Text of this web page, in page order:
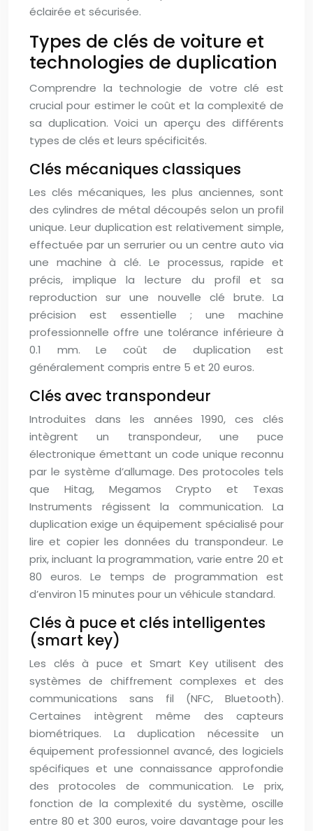
éclairée et sécurisée.
Types de clés de voiture et
technologies de duplication
Comprendre la technologie de votre clé est
crucial pour estimer le coût et la complexité de
sa duplication. Voici un aperçu des différents
types de clés et leurs spécificités.
Clés mécaniques classiques
Les clés mécaniques, les plus anciennes, sont
des cylindres de métal découpés selon un profil
unique. Leur duplication est relativement simple,
effectuée par un serrurier ou un centre auto via
une machine à clé. Le processus, rapide et
précis, implique la lecture du profil et sa
reproduction sur une nouvelle clé brute. La
précision est essentielle ; une machine
professionnelle offre une tolérance inférieure à
0.1 mm. Le coût de duplication est
généralement compris entre 5 et 20 euros.
Clés avec transpondeur
Introduites dans les années 1990, ces clés
intègrent un transpondeur, une puce
électronique émettant un code unique reconnu
par le système d’allumage. Des protocoles tels
que Hitag, Megamos Crypto et Texas
Instruments régissent la communication. La
duplication exige un équipement spécialisé pour
lire et copier les données du transpondeur. Le
prix, incluant la programmation, varie entre 20 et
80 euros. Le temps de programmation est
d’environ 15 minutes pour un véhicule standard.
Clés à puce et clés intelligentes
(smart key)
Les clés à puce et Smart Key utilisent des
systèmes de chiffrement complexes et des
communications sans fil (NFC, Bluetooth).
Certaines intègrent même des capteurs
biométriques. La duplication nécessite un
équipement professionnel avancé, des logiciels
spécifiques et une connaissance approfondie
des protocoles de communication. Le prix,
fonction de la complexité du système, oscille
entre 80 et 300 euros, voire davantage pour les